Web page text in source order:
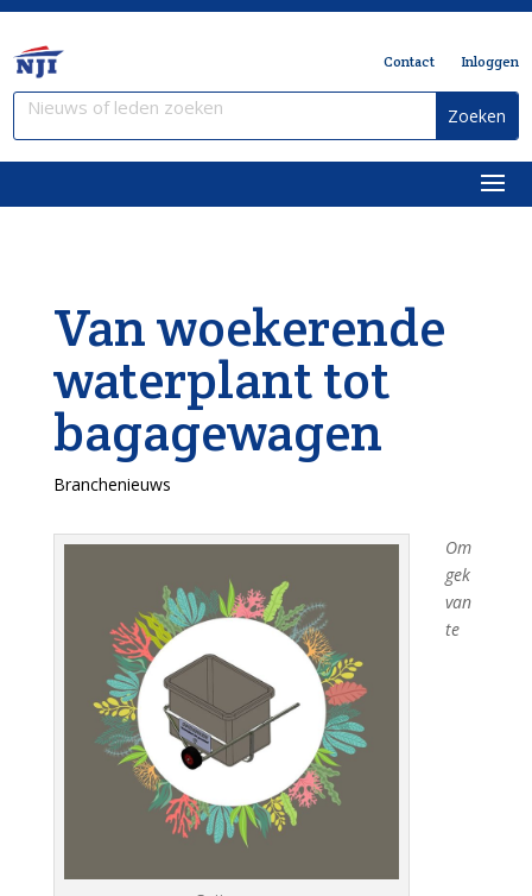
Contact Inloggen
Van woekerende
waterplant tot
bagagewagen
Branchenieuws
Om
gek
van
te